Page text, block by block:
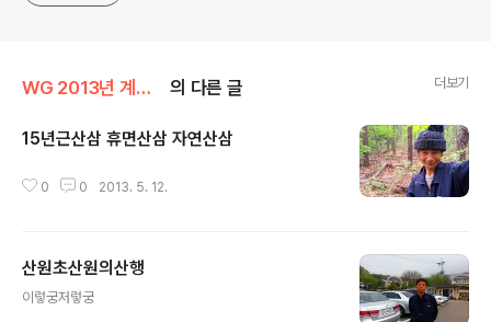
WG 2013년 계사년 기록 의 다른 글 더보기
15년근산삼 휴면산삼 자연산삼
0 0 2013. 5. 12.
산원초산원의산행
이렇궁저렇궁